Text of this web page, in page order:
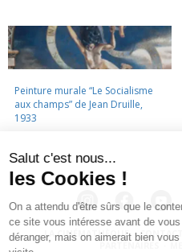
Peinture murale “Le Socialisme
aux champs” de Jean Druille,
1933
LA CINÉMATHÈQUE
PARTENAIRES ·